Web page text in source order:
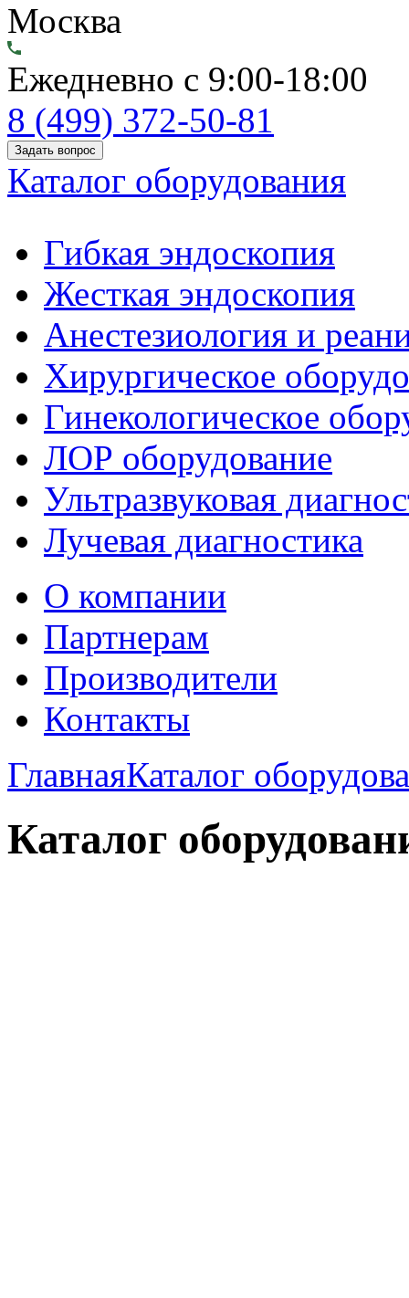
Москва
Ежедневно с 9:00-18:00
8 (499) 372-50-81
Задать вопрос
Каталог оборудования
Гибкая эндоскопия
Жесткая эндоскопия
Анестезиология и
Хирургическое
Гинекологическое
ЛОР оборудование
Ультразвуковая
Лучевая диагностика
О компании
Партнерам
Производители
Контакты
ГлавнаяКаталог
Каталог